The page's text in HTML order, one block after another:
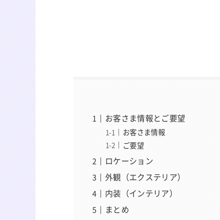
お客さま情報とご要望
お客さま情報
ご要望
ロケーション
外観（エクステリア）
内装（インテリア）
まとめ